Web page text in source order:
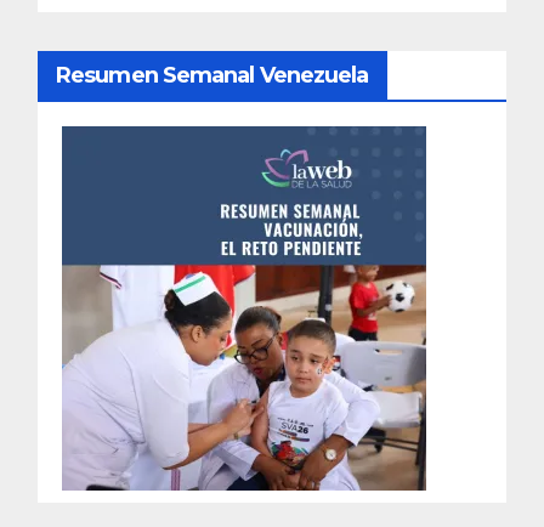
Resumen Semanal Venezuela